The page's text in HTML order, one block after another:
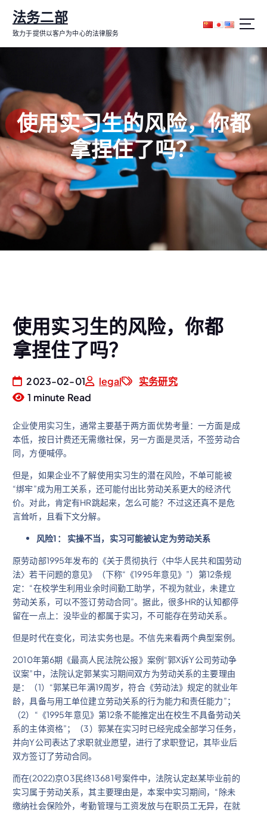
内
法务二部
致力于提供以客户为中心的法律服务
使用实习生的风险，你都
拿捏住了吗？
使用实习生的风险，你都
拿捏住了吗？
2023-02-01 legal
实务研究
1 minute Read
企业使用实习生，通常主要基于两方面优势考量：一方面是成
本低，按日计费还无需缴社保，另一方面是灵活，不签劳动合
同，方便喊停。
但是，如果企业不了解使用实习生的潜在风险，不单可能被
“绑牢”成为用工关系，还可能付出比劳动关系更大的经济代
价。对此，肯定有HR跳起来，怎么可能？不过这还真不是危
言耸听，且看下文分解。
风险1： 实操不当，实习可能被认定为劳动关系
原劳动部1995年发布的《关于贯彻执行〈中华人民共和国劳动
法〉若干问题的意见》（下称“《1995年意见》”）第12条规
定：“在校学生利用业余时间勤工助学，不视为就业，未建立
劳动关系，可以不签订劳动合同”。据此，很多HR的认知都停
留在一点上：没毕业的都属于实习，不可能存在劳动关系。
但是时代在变化，司法实务也是。不信先来看两个典型案例。
2010年第6期《最高人民法院公报》案例“郭X诉Y公司劳动争
议案”中，法院认定郭某实习期间双方为劳动关系的主要理由
是：（1）“郭某已年满19周岁，符合《劳动法》规定的就业年
龄，具备与用工单位建立劳动关系的行为能力和责任能力”；
（2）“《1995年意见》第12条不能推定出在校生不具备劳动关
系的主体资格”；（3）郭某在实习时已经完成全部学习任务，
并向Y公司表达了求职就业愿望，进行了求职登记，其毕业后
双方签订了劳动合同。
而在(2022)京03民终13681号案件中，法院认定赵某毕业前的
实习属于劳动关系，其主要理由是，本案中实习期间，“除未
缴纳社会保险外，考勤管理与工资发放与在职员工无异，在就